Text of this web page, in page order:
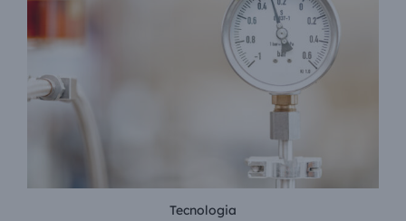
Tecnologia